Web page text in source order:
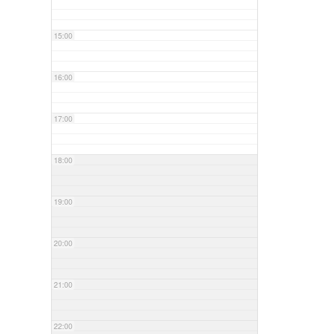
15:00
16:00
17:00
18:00
19:00
20:00
21:00
22:00